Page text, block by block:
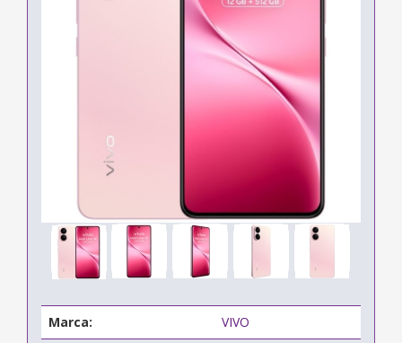
Marca:
VIVO